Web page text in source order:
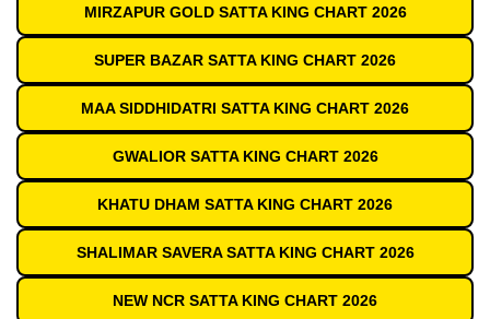
MIRZAPUR GOLD SATTA KING CHART 2026
SUPER BAZAR SATTA KING CHART 2026
MAA SIDDHIDATRI SATTA KING CHART 2026
GWALIOR SATTA KING CHART 2026
KHATU DHAM SATTA KING CHART 2026
SHALIMAR SAVERA SATTA KING CHART 2026
NEW NCR SATTA KING CHART 2026